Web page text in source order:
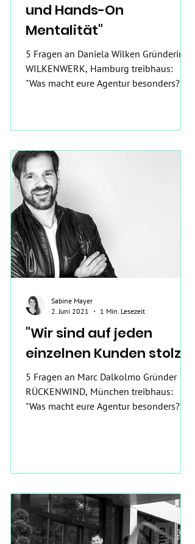
und Hands-On
Mentalität"
5 Fragen an Daniela Wilken Gründerin
WILKENWERK, Hamburg treibhaus:
"Was macht eure Agentur besonders?"
"Wir sind auf jeden
einzelnen Kunden stolz"
5 Fragen an Marc Dalkolmo Gründer
RÜCKENWIND, München treibhaus:
"Was macht eure Agentur besonders?"
Sabine Mayer
2. Juni 2021
1 Min. Lesezeit